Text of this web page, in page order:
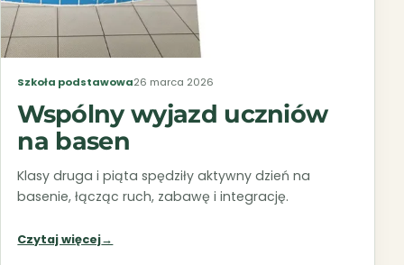
Szkoła podstawowa26 marca 2026
Wspólny wyjazd uczniów
na basen
Klasy druga i piąta spędziły aktywny dzień na
basenie, łącząc ruch, zabawę i integrację.
Czytaj więcej→